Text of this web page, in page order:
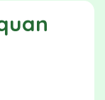
ẩm ướt, mùi